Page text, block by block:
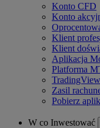
Konto CFD
Konto
Klient
Klient
Aplikacja
Platforma
TradingView
Zasil
Pobierz
W co Inwestować